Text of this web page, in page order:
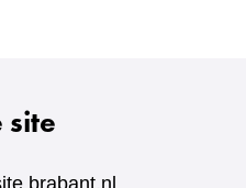
site
brabant.nl